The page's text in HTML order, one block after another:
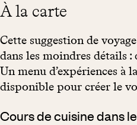
À la carte
Cette suggestion de
dans les moindres détails :
Un menu d’expériences à
disponible pour créer le
Cours de cuisine dans